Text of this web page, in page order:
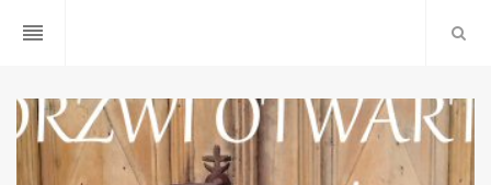
reorder